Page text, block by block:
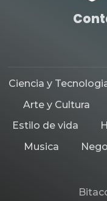
Ciencia y
Arte y Cultura
Estilo de vida
Musica